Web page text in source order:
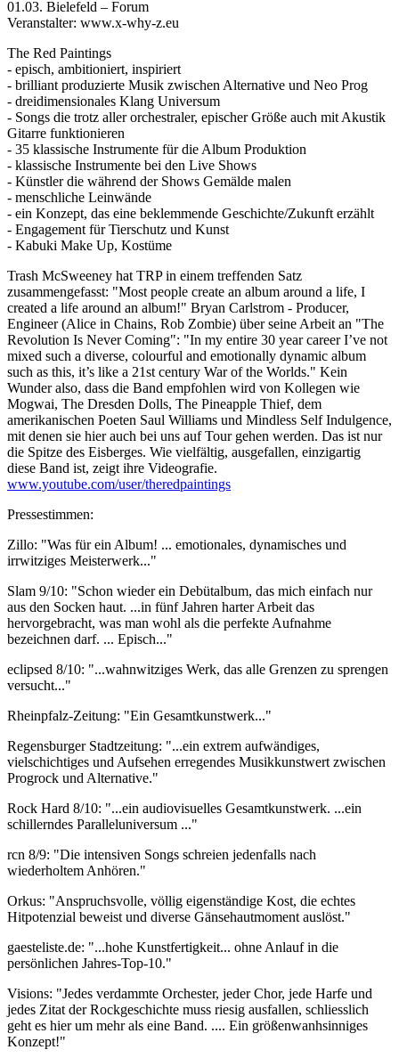
01.03. Bielefeld – Forum
Veranstalter: www.x-why-z.eu
The Red Paintings
- episch, ambitioniert, inspiriert
- brilliant produzierte Musik zwischen Alternative und Neo Prog
- dreidimensionales Klang Universum
- Songs die trotz aller orchestraler, epischer Größe auch mit Akustik
Gitarre funktionieren
- 35 klassische Instrumente für die Album Produktion
- klassische Instrumente bei den Live Shows
- Künstler die während der Shows Gemälde malen
- menschliche Leinwände
- ein Konzept, das eine beklemmende Geschichte/Zukunft erzählt
- Engagement für Tierschutz und Kunst
- Kabuki Make Up, Kostüme
Trash McSweeney hat TRP in einem treffenden Satz
zusammengefasst: "Most people create an album around a life, I
created a life around an album!" Bryan Carlstrom - Producer,
Engineer (Alice in Chains, Rob Zombie) über seine Arbeit an "The
Revolution Is Never Coming": "In my entire 30 year career I’ve not
mixed such a diverse, colourful and emotionally dynamic album
such as this, it’s like a 21st century War of the Worlds." Kein
Wunder also, dass die Band empfohlen wird von Kollegen wie
Mogwai, The Dresden Dolls, The Pineapple Thief, dem
amerikanischen Poeten Saul Williams und Mindless Self Indulgence,
mit denen sie hier auch bei uns auf Tour gehen werden. Das ist nur
die Spitze des Eisberges. Wie vielfältig, ausgefallen, einzigartig
diese Band ist, zeigt ihre Videografie.
www.youtube.com/user/theredpaintings
Pressestimmen:
Zillo: "Was für ein Album! ... emotionales, dynamisches und
irrwitziges Meisterwerk..."
Slam 9/10: "Schon wieder ein Debütalbum, das mich einfach nur
aus den Socken haut. ...in fünf Jahren harter Arbeit das
hervorgebracht, was man wohl als die perfekte Aufnahme
bezeichnen darf. ... Episch..."
eclipsed 8/10: "...wahnwitziges Werk, das alle Grenzen zu sprengen
versucht..."
Rheinpfalz-Zeitung: "Ein Gesamtkunstwerk..."
Regensburger Stadtzeitung: "...ein extrem aufwändiges,
vielschichtiges und Aufsehen erregendes Musikkunstwert zwischen
Progrock und Alternative."
Rock Hard 8/10: "...ein audiovisuelles Gesamtkunstwerk. ...ein
schillerndes Paralleluniversum ..."
rcn 8/9: "Die intensiven Songs schreien jedenfalls nach
wiederholtem Anhören."
Orkus: "Anspruchsvolle, völlig eigenständige Kost, die echtes
Hitpotenzial beweist und diverse Gänsehautmoment auslöst."
gaesteliste.de: "...hohe Kunstfertigkeit... ohne Anlauf in die
persönlichen Jahres-Top-10."
Visions: "Jedes verdammte Orchester, jeder Chor, jede Harfe und
jedes Zitat der Rockgeschichte muss riesig ausfallen, schliesslich
geht es hier um mehr als eine Band. .... Ein größenwanhsinniges
Konzept!"